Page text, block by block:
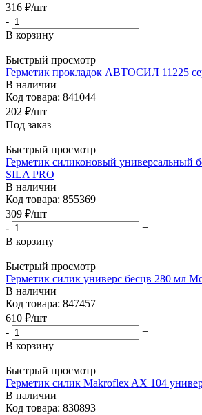
316 ₽/шт
-
+
В корзину
Быстрый просмотр
Герметик прокладок АВТОСИЛ 11225
В наличии
Код товара: 841044
202 ₽/шт
Под заказ
Быстрый просмотр
Герметик силиконовый универсальный
SILA PRO
В наличии
Код товара: 855369
309 ₽/шт
-
+
В корзину
Быстрый просмотр
Герметик силик универс бесцв 280 мл
В наличии
Код товара: 847457
610 ₽/шт
-
+
В корзину
Быстрый просмотр
Герметик силик Makroflex AX 104
В наличии
Код товара: 830893